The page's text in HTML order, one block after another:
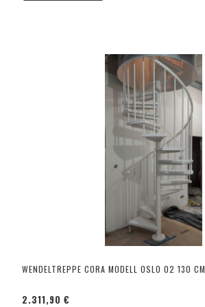
WENDELTREPPE CORA MODELL OSLO 02 130 CM
2.311,90 €